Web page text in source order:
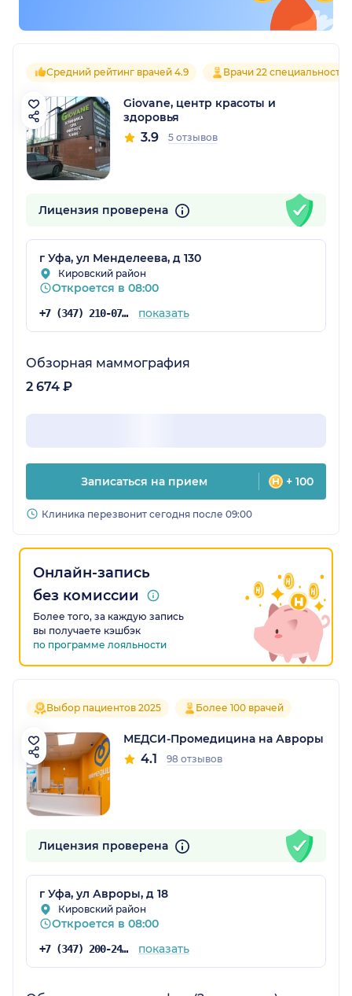
Средний рейтинг врачей 4.9 Врачи 22 специальностей
Giovane, центр красоты и
здоровья
3.9 5 отзывов
Лицензия проверена
г Уфа, ул Менделеева, д 130
Кировский район
Откроется в 08:00
+7 (347) 210-07-94 показать
Обзорная маммография
2 674 ₽
Записаться на прием + 100
Клиника перезвонит сегодня после 09:00
Онлайн-запись
без комиссии
Более того, за каждую запись
вы получаете кэшбэк
по программе лояльности
Выбор пациентов 2025 Более 100 врачей
МЕДСИ-Промедицина на Авроры
4.1 98 отзывов
Лицензия проверена
г Уфа, ул Авроры, д 18
Кировский район
Откроется в 08:00
+7 (347) 200-24-71 показать